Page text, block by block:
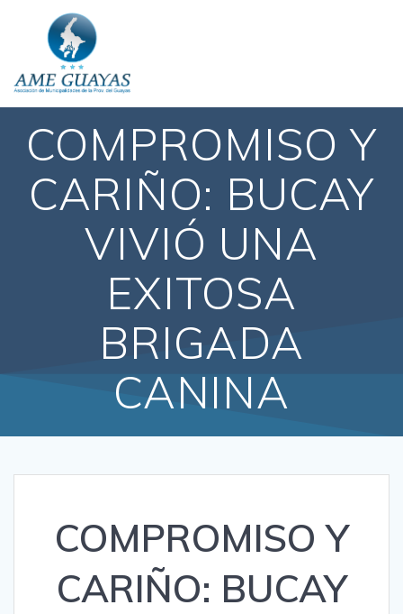
COMPROMISO Y
CARIÑO: BUCAY
VIVIÓ UNA
EXITOSA
BRIGADA
CANINA
COMPROMISO Y
CARIÑO: BUCAY